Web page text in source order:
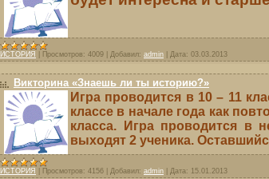
ИСТОРИЯ Просмотров: 4009 Добавил: admin Дата: 03.03.2013
Викторина «Знаешь ли ты историю?»
Игра проводится в 10 – 11
классе в начале года как
класса. Игра проводится в
выходят 2 ученика.
ИСТОРИЯ Просмотров: 4156 Добавил: admin Дата: 15.01.2013